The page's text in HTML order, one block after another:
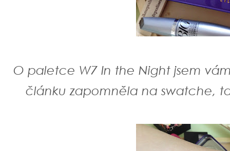
O paletce W7 In the Night jsem
článku zapomněla na swatche,